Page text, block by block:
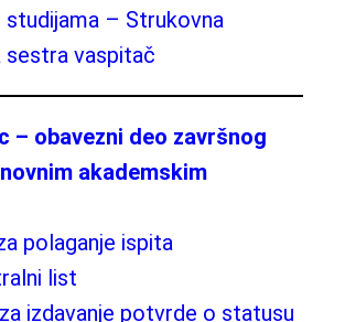
– Strukovna
sestra vaspitač
– obavezni deo završnog
akademskim
polaganje ispita
list
izdavanje potvrde o statusu